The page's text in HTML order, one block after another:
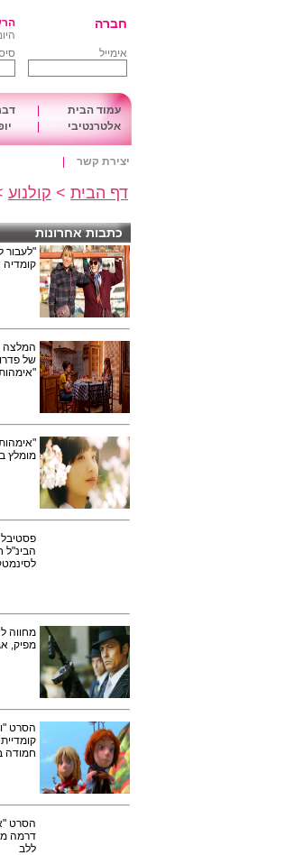
חברה
היום
אימייל
עמוד הבית
אלטרנטיבי
יצירת קשר
דף הבית > קולנוע
כתבות אחרונות
"לעבור
המלצה
של
מומלץ
פסטיבל
הבינ"ל
מחווה
מפיק,
הסרט
חמודה
הסרט
דרמה
ללב